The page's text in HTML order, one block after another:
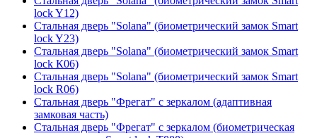
lock Y12)
Стальная дверь "Solana" (биометрический замок Smart
lock Y23)
Стальная дверь "Solana" (биометрический замок Smart
lock К06)
Стальная дверь "Solana" (биометрический замок Smart
lock R06)
Стальная дверь "Фрегат" с зеркалом (адаптивная
замковая часть)
Стальная дверь "Фрегат" с зеркалом (биометрическая